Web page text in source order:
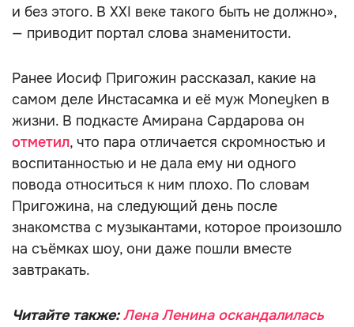
и без этого. В XXI веке такого быть не должно»,
— приводит портал слова знаменитости.
Ранее Иосиф Пригожин рассказал, какие на
самом деле Инстасамка и её муж Moneyken в
жизни. В подкасте Амирана Сардарова он
отметил, что пара отличается скромностью и
воспитанностью и не дала ему ни одного
повода относиться к ним плохо. По словам
Пригожина, на следующий день после
знакомства с музыкантами, которое произошло
на съёмках шоу, они даже пошли вместе
завтракать.
Читайте также:Лена Ленина оскандалилась